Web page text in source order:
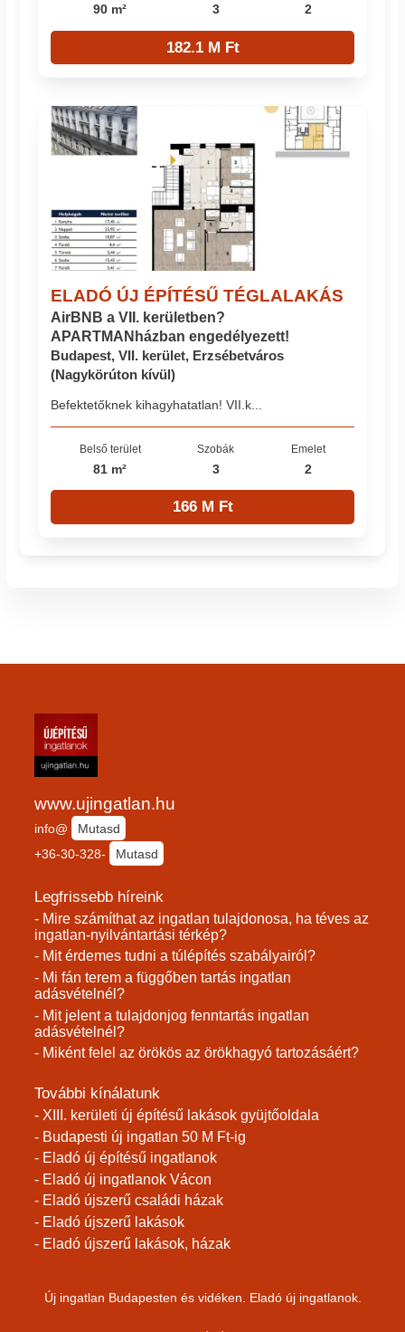
90 m² 3 2
182.1 M Ft
ELADÓ ÚJ ÉPÍTÉSŰ TÉGLALAKÁS
AirBNB a VII. kerületben?
APARTMANházban engedélyezett!
Budapest, VII. kerület, Erzsébetváros
(Nagykörúton kívül)
Befektetőknek kihagyhatatlan! VII.k...
Belső terület
81 m²
Szobák
3
Emelet
2
166 M Ft
www.ujingatlan.hu
info@
Mutasd
+36-30-328-
Mutasd
Legfrissebb híreink
- Mire számíthat az ingatlan tulajdonosa, ha téves az
ingatlan-nyilvántartási térkép?
- Mit érdemes tudni a túlépítés szabályairól?
- Mi fán terem a függőben tartás ingatlan
adásvételnél?
- Mit jelent a tulajdonjog fenntartás ingatlan
adásvételnél?
- Miként felel az örökös az örökhagyó tartozásáért?
További kínálatunk
- XIII. kerületi új építésű lakások gyüjtőoldala
- Budapesti új ingatlan 50 M Ft-ig
- Eladó új építésű ingatlanok
- Eladó új ingatlanok Vácon
- Eladó újszerű családi házak
- Eladó újszerű lakások
- Eladó újszerű lakások, házak
Új ingatlan Budapesten és vidéken. Eladó új ingatlanok.